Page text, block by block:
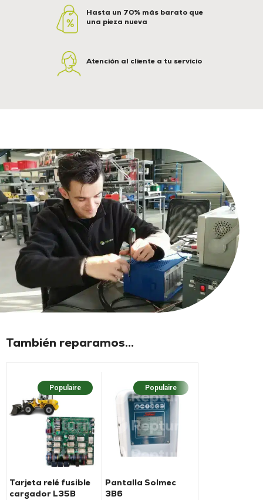
Hasta un 70% más barato que
una pieza nueva
Atención al cliente a tu servicio
También reparamos...
Populaire
Tarjeta relé fusible
cargador L35B
Populaire
Pantalla Solmec
3B6